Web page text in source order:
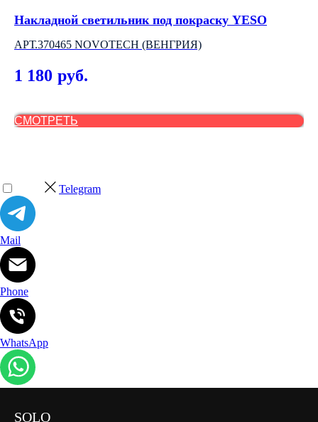
Накладной светильник под покраску YESO
АРТ.370465 NOVOTECH (ВЕНГРИЯ)
1 180 руб.
СМОТРЕТЬ
Telegram
Mail
Phone
WhatsApp
SOLO